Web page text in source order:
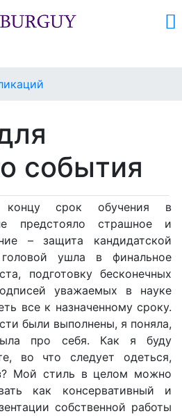
события
срок обучения в
предстояло страшное и
– защита кандидатской
ушла в финальное
подготовку бесконечных
уважаемых в науке
все к назначенному сроку.
были выполнены, я поняла,
про себя. Как я буду
во что следует одеться,
Мой стиль в целом можно
как консервативный и
собственной работы